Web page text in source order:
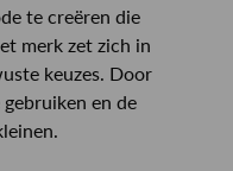
te creëren die
merk zet zich in
keuzes. Door
en de